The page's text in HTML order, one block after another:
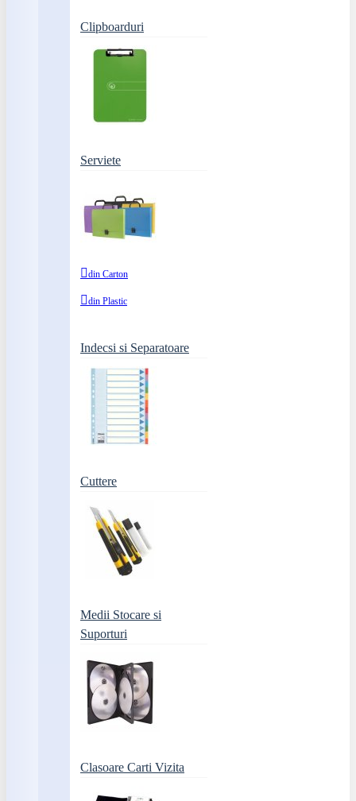
Clipboarduri
Serviete
din Carton
din Plastic
Indecsi si Separatoare
Cuttere
Medii Stocare si
Suporturi
Clasoare Carti Vizita